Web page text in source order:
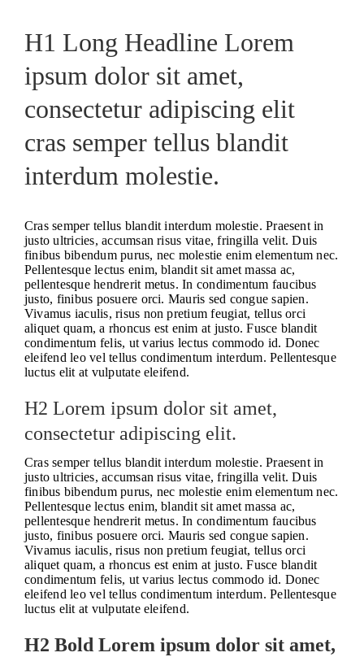
H1 Long Headline Lorem
ipsum dolor sit amet,
consectetur adipiscing elit
cras semper tellus blandit
interdum molestie.
Cras semper tellus blandit interdum molestie. Praesent in
justo ultricies, accumsan risus vitae, fringilla velit. Duis
finibus bibendum purus, nec molestie enim elementum nec.
Pellentesque lectus enim, blandit sit amet massa ac,
pellentesque hendrerit metus. In condimentum faucibus
justo, finibus posuere orci. Mauris sed congue sapien.
Vivamus iaculis, risus non pretium feugiat, tellus orci
aliquet quam, a rhoncus est enim at justo. Fusce blandit
condimentum felis, ut varius lectus commodo id. Donec
eleifend leo vel tellus condimentum interdum. Pellentesque
luctus elit at vulputate eleifend.
H2 Lorem ipsum dolor sit amet,
consectetur adipiscing elit.
Cras semper tellus blandit interdum molestie. Praesent in
justo ultricies, accumsan risus vitae, fringilla velit. Duis
finibus bibendum purus, nec molestie enim elementum nec.
Pellentesque lectus enim, blandit sit amet massa ac,
pellentesque hendrerit metus. In condimentum faucibus
justo, finibus posuere orci. Mauris sed congue sapien.
Vivamus iaculis, risus non pretium feugiat, tellus orci
aliquet quam, a rhoncus est enim at justo. Fusce blandit
condimentum felis, ut varius lectus commodo id. Donec
eleifend leo vel tellus condimentum interdum. Pellentesque
luctus elit at vulputate eleifend.
H2 Bold Lorem ipsum dolor sit amet,